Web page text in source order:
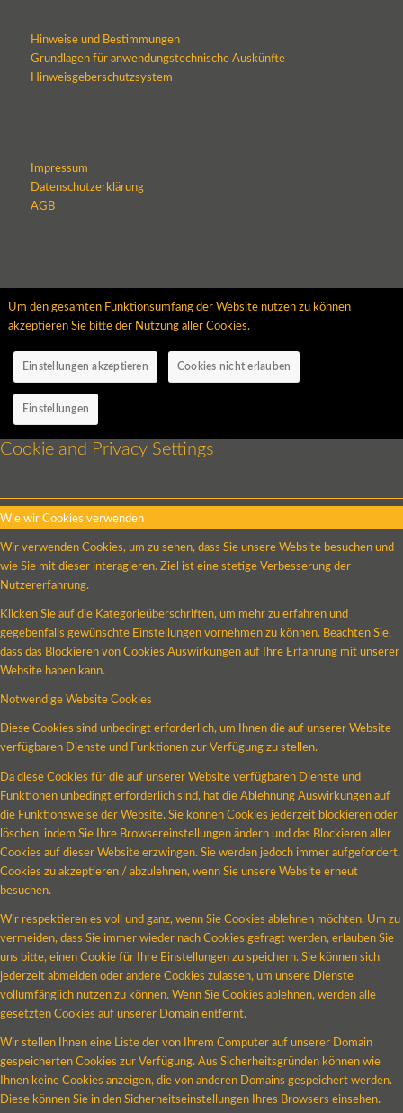
Hinweise und Bestimmungen
Grundlagen für anwendungstechnische Auskünfte
Hinweisgeberschutzsystem
Impressum
Datenschutzerklärung
AGB
Um den gesamten Funktionsumfang der Website nutzen zu können
akzeptieren Sie bitte der Nutzung aller Cookies.
Einstellungen akzeptieren Cookies nicht erlauben
Einstellungen
Cookie and Privacy Settings
Wie wir Cookies verwenden
Wir verwenden Cookies, um zu sehen, dass Sie unsere Website besuchen und
wie Sie mit dieser interagieren. Ziel ist eine stetige Verbesserung der
Nutzererfahrung.
Klicken Sie auf die Kategorieüberschriften, um mehr zu erfahren und
gegebenfalls gewünschte Einstellungen vornehmen zu können. Beachten Sie,
dass das Blockieren von Cookies Auswirkungen auf Ihre Erfahrung mit unserer
Website haben kann.
Notwendige Website Cookies
Diese Cookies sind unbedingt erforderlich, um Ihnen die auf unserer Website
verfügbaren Dienste und Funktionen zur Verfügung zu stellen.
Da diese Cookies für die auf unserer Website verfügbaren Dienste und
Funktionen unbedingt erforderlich sind, hat die Ablehnung Auswirkungen auf
die Funktionsweise der Website. Sie können Cookies jederzeit blockieren oder
löschen, indem Sie Ihre Browsereinstellungen ändern und das Blockieren aller
Cookies auf dieser Website erzwingen. Sie werden jedoch immer aufgefordert,
Cookies zu akzeptieren / abzulehnen, wenn Sie unsere Website erneut
besuchen.
Wir respektieren es voll und ganz, wenn Sie Cookies ablehnen möchten. Um zu
vermeiden, dass Sie immer wieder nach Cookies gefragt werden, erlauben Sie
uns bitte, einen Cookie für Ihre Einstellungen zu speichern. Sie können sich
jederzeit abmelden oder andere Cookies zulassen, um unsere Dienste
vollumfänglich nutzen zu können. Wenn Sie Cookies ablehnen, werden alle
gesetzten Cookies auf unserer Domain entfernt.
Wir stellen Ihnen eine Liste der von Ihrem Computer auf unserer Domain
gespeicherten Cookies zur Verfügung. Aus Sicherheitsgründen können wie
Ihnen keine Cookies anzeigen, die von anderen Domains gespeichert werden.
Diese können Sie in den Sicherheitseinstellungen Ihres Browsers einsehen.